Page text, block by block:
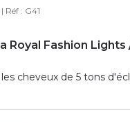
| Réf : G41
Royal Fashion Lights
cheveux de 5 tons